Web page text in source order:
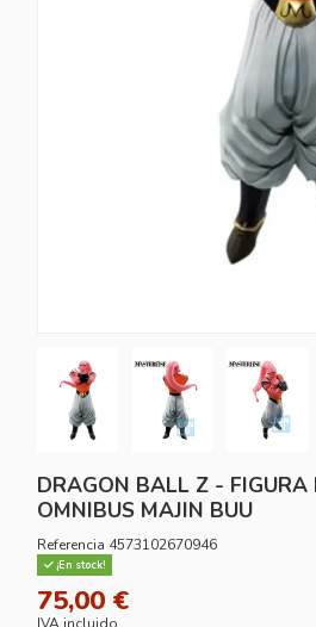
DRAGON BALL Z - FIGURA
OMNIBUS MAJIN BUU
Referencia 4573102670946
¡En stock!
75,00 €